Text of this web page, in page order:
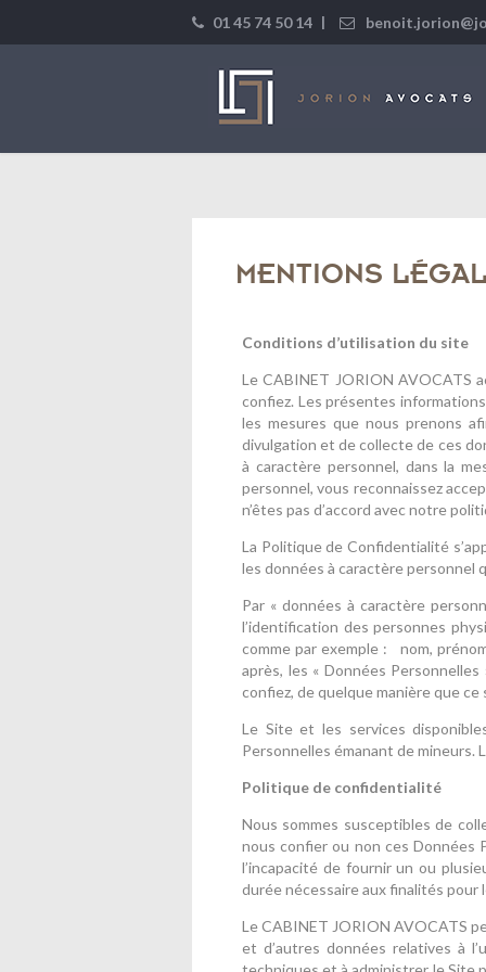
01 45 74 50 14 |
MENTIONS
Conditions d’utilisation du site
Le CABINET JORION AVOCATS
confiez. Les présentes
les mesures que nous prenons
divulgation et de collecte de ces
à caractère personnel, dans la
personnel, vous reconnaissez
n’êtes pas d’accord avec notre
La Politique de Confidentialité
les données à caractère personnel
Par « données à caractère
l’identification des personnes
comme par exemple : nom,
après, les « Données
confiez, de quelque manière que ce
Le Site et les services
Personnelles émanant de mineurs.
Politique de confidentialité
Nous sommes susceptibles de
nous confier ou non ces Données
l’incapacité de fournir un ou
durée nécessaire aux finalités
Le CABINET JORION AVOCATS
et d’autres données relatives à